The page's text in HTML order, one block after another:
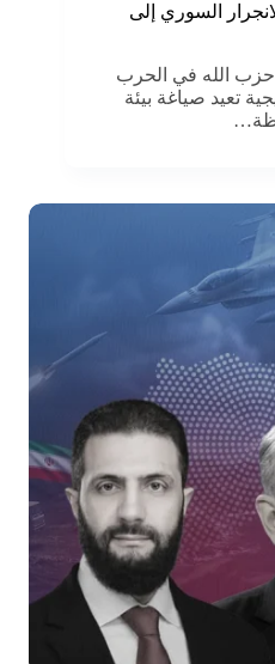
السوري إلى
الله في الحرب
تعيد صياغة بيئة